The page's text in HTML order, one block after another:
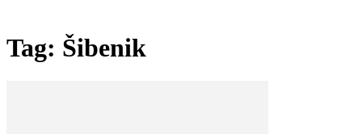
Tag: Šibenik